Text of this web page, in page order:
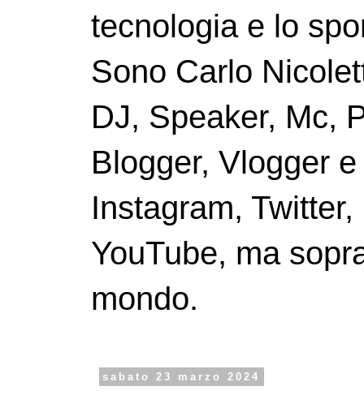
tecnologia e lo
Sono Carlo
DJ, Speaker, Mc,
Blogger, Vlogger
Instagram,
YouTube, ma
mondo.
sabato 23 marzo 2024